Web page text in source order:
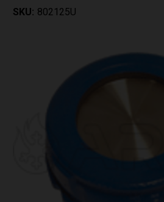
SKU: 802125U